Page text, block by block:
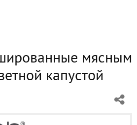
мясным
капустой